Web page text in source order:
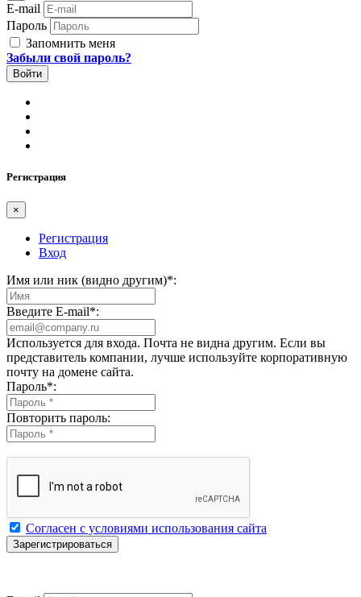
E-mail
Пароль
Запомнить меня
Забыли свой пароль?
Регистрация
×
Регистрация
Вход
Имя или ник (видно другим)*:
Введите E-mail*:
Используется для входа. Почта не видна другим. Если вы
представитель компании, лучше используйте корпоративную
почту на домене сайта.
Пароль*:
Повторить пароль:
Согласен с условиями использования сайта